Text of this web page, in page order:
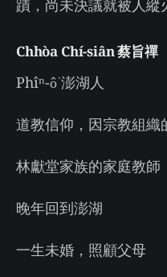
蹟，尚未決議就被人縱
Chhòa Chí-siân 蔡旨禪
Phîⁿ-ô͘ 澎湖人
道教信仰，因宗教組織
林獻堂家族的家庭教師
晚年回到澎湖
一生未婚，照顧父母